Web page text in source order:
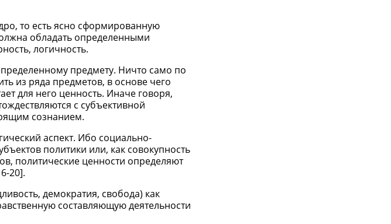
то есть ясно сформированную
обладать определенными
логичность.
предмету. Ничто само по
из ряда предметов, в основе чего
для него ценность. Иначе говоря,
с субъективной
сознанием.
аспект. Ибо социально-
политики или, как совокупность
политические ценности определяют
20].
демократия, свобода) как
составляющую деятельности